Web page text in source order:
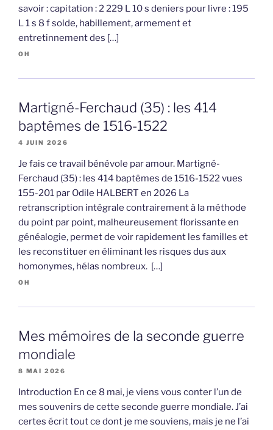
savoir : capitation : 2 229 L 10 s deniers pour livre : 195
L 1 s 8 f solde, habillement, armement et
entretinnement des […]
OH
Martigné-Ferchaud (35) : les 414
baptêmes de 1516-1522
4 JUIN 2026
Je fais ce travail bénévole par amour. Martigné-
Ferchaud (35) : les 414 baptêmes de 1516-1522 vues
155-201 par Odile HALBERT en 2026 La
retranscription intégrale contrairement à la méthode
du point par point, malheureusement florissante en
généalogie, permet de voir rapidement les familles et
les reconstituer en éliminant les risques dus aux
homonymes, hélas nombreux. […]
OH
Mes mémoires de la seconde guerre
mondiale
8 MAI 2026
Introduction En ce 8 mai, je viens vous conter l’un de
mes souvenirs de cette seconde guerre mondiale. J’ai
certes écrit tout ce dont je me souviens, mais je ne l’ai